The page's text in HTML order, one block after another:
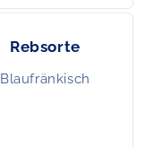
Rebsorte
Blaufränkisch